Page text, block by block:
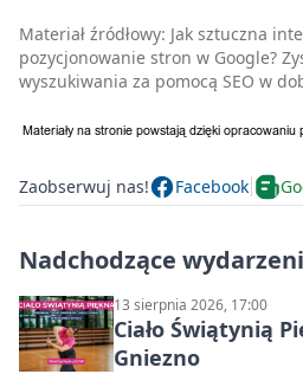
Materiał źródłowy: Jak sztuczna
pozycjonowanie stron w Google?
wyszukiwania za pomocą SEO w
Zaobserwuj nas! Facebook
Nadchodzące
13 sierpnia 2026, 17:00
Ciało Świątynią
Gniezno